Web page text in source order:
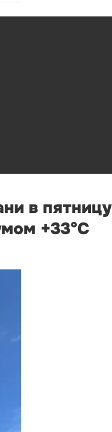
в пятницу
+33°С